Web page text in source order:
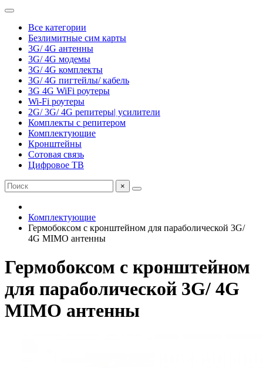
Все категории
Безлимитные сим карты
3G/ 4G антенны
3G/ 4G модемы
3G/ 4G комплекты
3G/ 4G пигтейлы/ кабель
3G 4G WiFi роутеры
Wi-Fi роутеры
2G/ 3G/ 4G репитеры| усилители
Комплекты с репитером
Комплектующие
Кронштейны
Сотовая связь
Цифровое ТВ
×
Комплектующие
Гермобоксом с кронштейном для параболической 3G/
4G MIMO антенны
Гермобоксом с кронштейном
для параболической 3G/ 4G
MIMO антенны